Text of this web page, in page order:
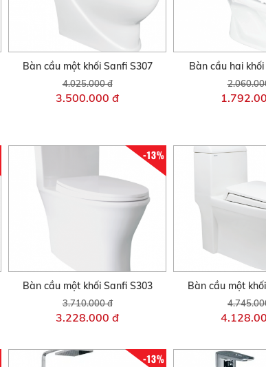
Bàn cầu một khối Sanfi S307
4.025.000 đ
3.500.000 đ
Bàn cầu hai
-13%
Bàn cầu một khối Sanfi S303
3.710.000 đ
3.228.000 đ
Bàn cầu một
-13%